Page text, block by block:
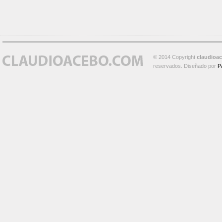
© 2014 Copyright
reservados. Diseñado por